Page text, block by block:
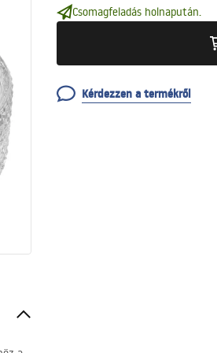
Csomagfeladás holnapután.
Kérdezzen a termékről